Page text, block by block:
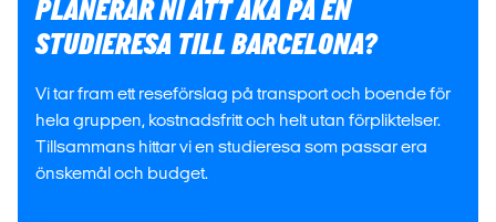
PLANERAR NI ATT ÅKA PÅ EN
STUDIERESA TILL BARCELONA?
Vi tar fram ett reseförslag på transport och boende för
hela gruppen, kostnadsfritt och helt utan förpliktelser.
Tillsammans hittar vi en studieresa som passar era
önskemål och budget.